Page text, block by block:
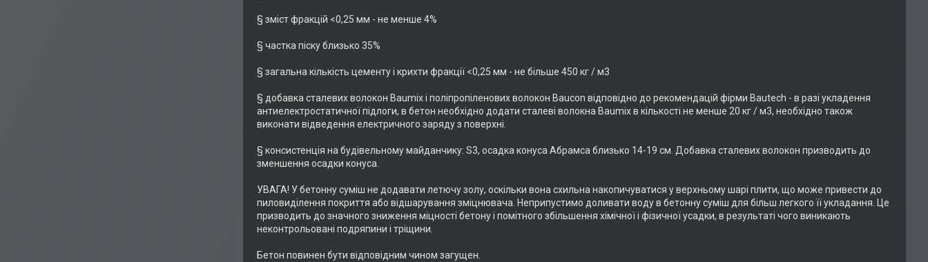
§ зміст фракцій <0,25 мм - не менше 4%
§ частка піску близько 35%
§ загальна кількість цементу і крихти фракції <0,25 мм - не більше 450 кг / м3
§ добавка сталевих волокон Baumix і поліпропіленових волокон Baucon відповідно до рекомендацій фірми Bautech - в разі укладення
антиелектростатичної підлоги, в бетон необхідно додати сталеві волокна Baumix в кількості не менше 20 кг / м3, необхідно також
виконати відведення електричного заряду з поверхні.
§ консистенція на будівельному майданчику: S3, осадка конуса Абрамса близько 14-19 см. Добавка сталевих волокон призводить до
зменшення осадки конуса.
УВАГА! У бетонну суміш не додавати летючу золу, оскільки вона схильна накопичуватися у верхньому шарі плити, що може привести до
пиловиділення покриття або відшарування зміцнювача. Неприпустимо доливати воду в бетонну суміш для більш легкого її укладання. Це
призводить до значного зниження міцності бетону і помітного збільшення хімічної і фізичної усадки, в результаті чого виникають
неконтрольовані подряпини і тріщини.
Бетон повинен бути відповідним чином загущен.